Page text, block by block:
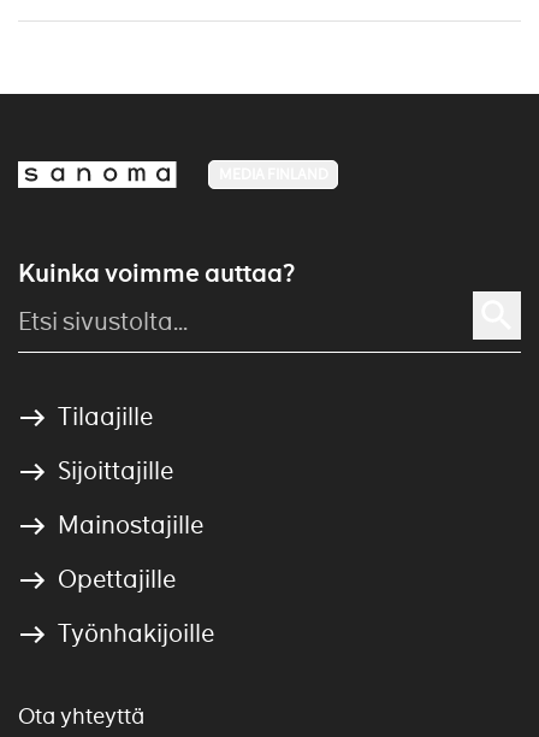
Kuinka voimme auttaa?
Tilaajille
Sijoittajille
Mainostajille
Opettajille
Työnhakijoille
Ota yhteyttä